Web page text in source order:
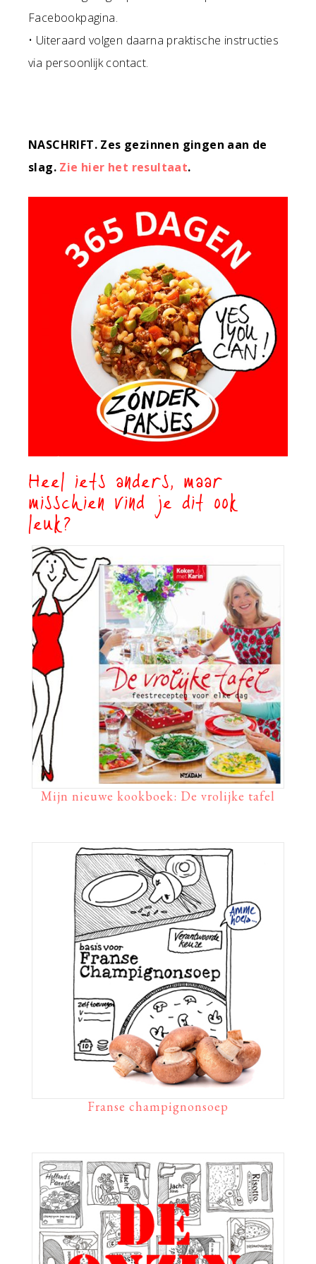
Facebookpagina.
• Uiteraard volgen daarna praktische instructies
via persoonlijk contact.
NASCHRIFT. Zes gezinnen gingen aan de
slag. Zie hier het resultaat.
Heel iets anders, maar
misschien vind je dit ook
leuk?
Mijn nieuwe kookboek: De vrolijke tafel
Franse champignonsoep